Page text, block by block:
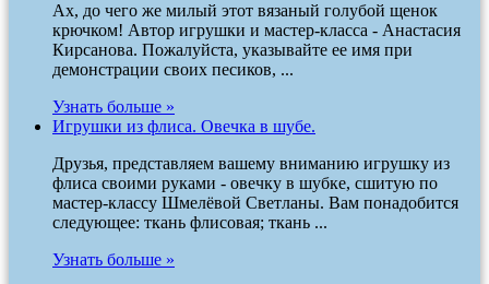
Ах, до чего же милый этот вязаный голубой щенок
крючком! Автор игрушки и мастер-класса - Анастасия
Кирсанова. Пожалуйста, указывайте ее имя при
демонстрации своих песиков, ...
Узнать больше »
Игрушки из флиса. Овечка в шубе.
Друзья, представляем вашему вниманию игрушку из
флиса своими руками - овечку в шубке, сшитую по
мастер-классу Шмелёвой Светланы. Вам понадобится
следующее: ткань флисовая; ткань ...
Узнать больше »